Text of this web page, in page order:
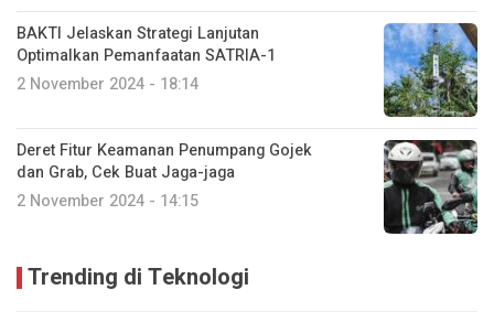
BAKTI Jelaskan Strategi Lanjutan
Optimalkan Pemanfaatan SATRIA-1
2 November 2024 - 18:14
Deret Fitur Keamanan Penumpang Gojek
dan Grab, Cek Buat Jaga-jaga
2 November 2024 - 14:15
Trending di Teknologi